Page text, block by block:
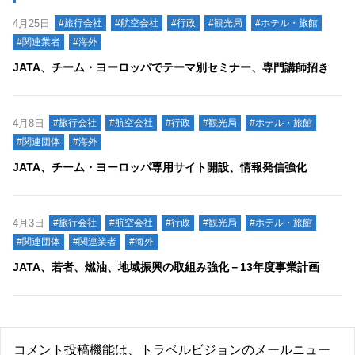
4月25日 #旅行会社 #航空会社 #行政 #観光局
#ホテル・旅館
#関連業者
#海外
JATA、チーム・ヨーロッパでテーマ別セミナー、専門講師招き
4月8日 #旅行会社 #航空会社 #行政 #観光局
#ホテル・旅館
#関連団体
#海外
JATA、チーム・ヨーロッパ専用サイト開設、情報発信強化
4月3日 #旅行会社 #航空会社 #行政 #観光局
#ホテル・旅館
#関連団体
#関連業者 #海外
JATA、若者、燃油、地域振興の取組み強化－13年度事業計画
コメント投稿機能は、トラベルビジョンのメールニュー